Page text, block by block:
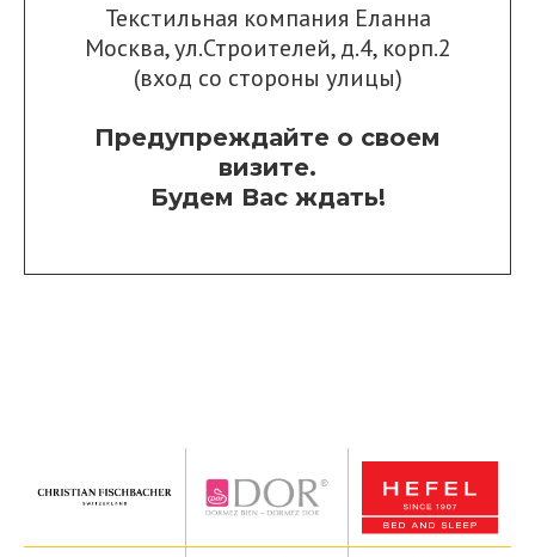
Текстильная компания Еланна
Москва, ул.Строителей, д.4, корп.2
(вход со стороны улицы)
Предупреждайте о своем
визите.
Будем Вас ждать!